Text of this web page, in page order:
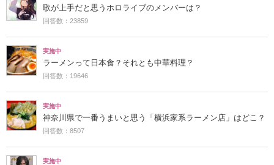
歌が上手だと思うホロライブのメンバーは？
回答数：23859
実施中
ラーメンって日本食？それとも中華料理？
回答数：19646
実施中
神奈川県で一番うまいと思う「横浜家系ラーメン店」はどこ？
回答数：8507
実施中